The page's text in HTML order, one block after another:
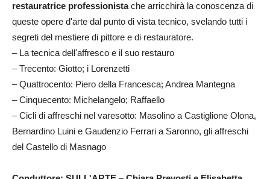
restauratrice professionistache arricchirà la conoscenza di
queste opere d'arte dal punto di vista tecnico, svelando tutti i
segreti del mestiere di pittore e di restauratore.
– La tecnica dell'affresco e il suo restauro
– Trecento: Giotto; i Lorenzetti
– Quattrocento: Piero della Francesca; Andrea Mantegna
– Cinquecento: Michelangelo; Raffaello
– Cicli di affreschi nel varesotto: Masolino a Castiglione Olona,
Bernardino Luini e Gaudenzio Ferrari a Saronno, gli affreschi
del Castello di Masnago